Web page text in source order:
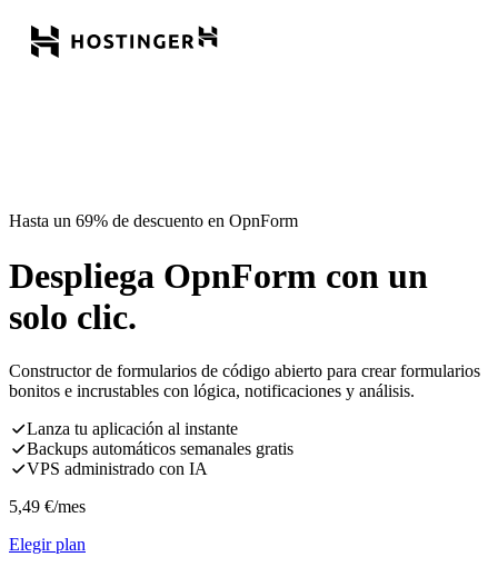
Hasta un 69% de descuento en OpnForm
Despliega OpnForm con un
solo clic.
Constructor de formularios de código abierto para crear formularios
bonitos e incrustables con lógica, notificaciones y análisis.
Lanza tu aplicación al instante
Backups automáticos semanales gratis
VPS administrado con IA
5,49 €/mes
Elegir plan